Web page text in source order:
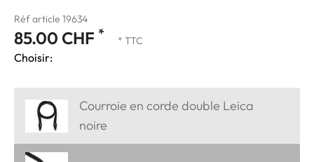
Réf article 19634
85.00 CHF * * TTC
Choisir:
Courroie en corde double Leica
noire